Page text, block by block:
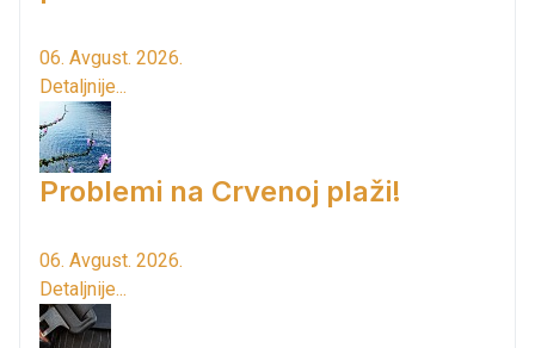
06. Avgust. 2026.
Detaljnije...
Problemi na Crvenoj plaži!
06. Avgust. 2026.
Detaljnije...